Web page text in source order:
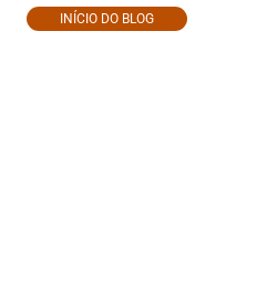
INÍCIO DO BLOG